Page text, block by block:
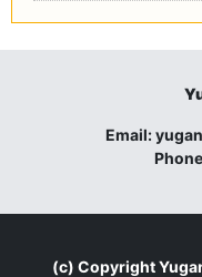
Email:
(c) Copyright